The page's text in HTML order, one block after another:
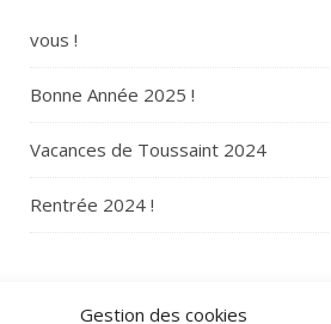
Gestion des cookies
vous !
Bonne Année 2025 !
Vacances de Toussaint 2024
Rentrée 2024 !